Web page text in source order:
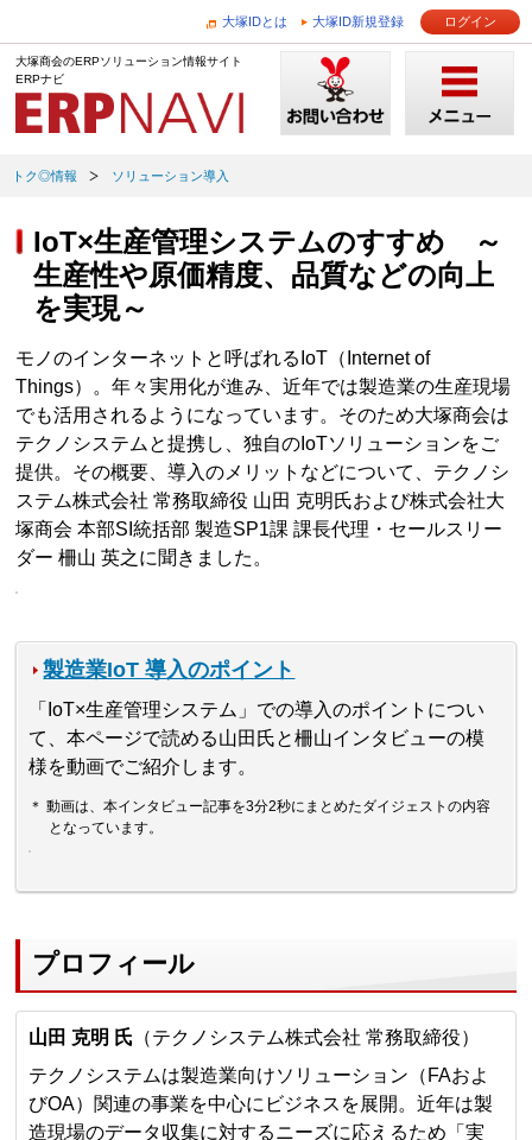
大塚IDとは 大塚ID新規登録 ログイン
大塚商会のERPソリューション情報サイト
ERPナビ
トク◎情報 ソリューション導入
IoT×生産管理システムのすすめ ～
生産性や原価精度、品質などの向上
を実現～
モノのインターネットと呼ばれるIoT（Internet of
Things）。年々実用化が進み、近年では製造業の生産現場
でも活用されるようになっています。そのため大塚商会は
テクノシステムと提携し、独自のIoTソリューションをご
提供。その概要、導入のメリットなどについて、テクノシ
ステム株式会社 常務取締役 山田 克明氏および株式会社大
塚商会 本部SI統括部 製造SP1課 課長代理・セールスリー
ダー 柵山 英之に聞きました。
製造業IoT 導入のポイント
「IoT×生産管理システム」での導入のポイントについ
て、本ページで読める山田氏と柵山インタビューの模
様を動画でご紹介します。
＊ 動画は、本インタビュー記事を3分2秒にまとめたダイジェストの内容
となっています。
プロフィール
山田 克明 氏 （テクノシステム株式会社 常務取締役）
テクノシステムは製造業向けソリューション（FAおよ
びOA）関連の事業を中心にビジネスを展開。近年は製
造現場のデータ収集に対するニーズに応えるため「実